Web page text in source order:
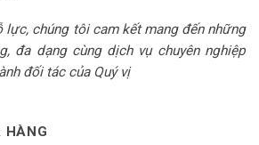
lực, chúng tôi cam kết mang đến những
đa dạng cùng dịch vụ chuyên nghiệp
đối tác của Quý vị
HÀNG